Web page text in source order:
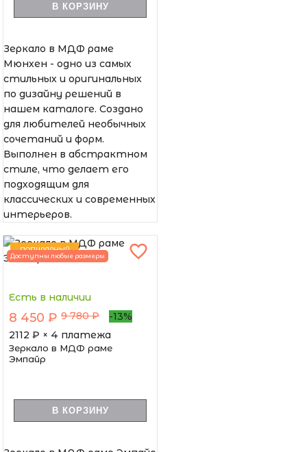
В КОРЗИНУ
Зеркало в МДФ раме
Мюнхен - одно из самых
стильных и оригинальных
по дизайну решений в
нашем каталоге. Создано
для любителей необычных
сочетаний и форм.
Выполнен в абстрактном
стиле, что делает его
подходящим для
классических и современных
интерьеров.
ПОПУЛЯРНЫЙ
Доступны любые размеры
Есть в наличии
8 450 ₽ 9 780 ₽
-13%
2112 ₽ × 4 платежа
Зеркало в МДФ раме
Эмпайр
В КОРЗИНУ